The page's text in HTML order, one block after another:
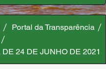
Portal da Transparência
DE 24 DE JUNHO DE 2021